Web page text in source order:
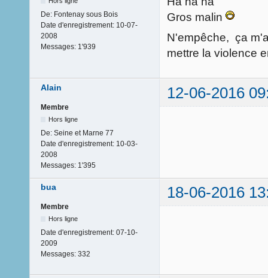
De: Fontenay sous Bois
Date d'enregistrement: 10-07-
2008
Messages: 1'939
Gros malin
N'empêche, ça
mettre la violence
Alain 12-06-2016
Membre
Hors ligne
De: Seine et Marne 77
Date d'enregistrement: 10-03-
2008
Messages: 1'395
bua 18-06-2016
Membre
Hors ligne
Date d'enregistrement: 07-10-
2009
Messages: 332